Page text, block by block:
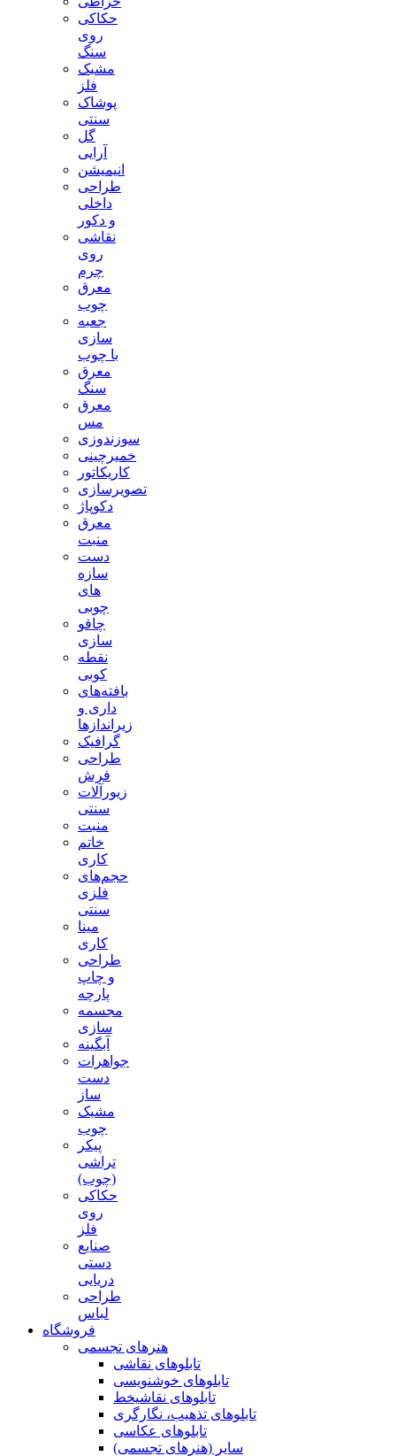
حکاکی
روی
سنگ
مشبک
فلز
پوشاک
سنتی
گل
آرایی
انیمیشن
طراحی
داخلی
و دکور
نقاشی
روی
چرم
معرق
چوب
جعبه
سازی
با چوب
معرق
سنگ
معرق
مس
سوزندوزی
خمیرچینی
کاریکاتور
تصویرسازی
دکوپاژ
معرق
منبت
دست
سازه
های
چوبی
چاقو
سازی
نقطه
کوبی
بافته‌های
داری و
زیراندازها
گرافیک
طراحی
فرش
زیورآلات
سنتی
منبت
خاتم
کاری
حجم‌های
فلزی
سنتی
مینا
کاری
طراحی
و چاپ
پارچه
مجسمه
سازی
آبگینه
جواهرات
دست
ساز
مشبک
چوب
پیکر
تراشی
(چوب)
حکاکی
روی
فلز
صنایع
دستی
دریایی
طراحی
لباس
فروشگاه
هنرهای تجسمی
تابلوهای نقاشی
تابلوهای خوشنویسی
تابلوهای نقاشیخط
تابلوهای تذهیب، نگارگری
تابلوهای عکاسی
سایر (هنرهای تجسمی)